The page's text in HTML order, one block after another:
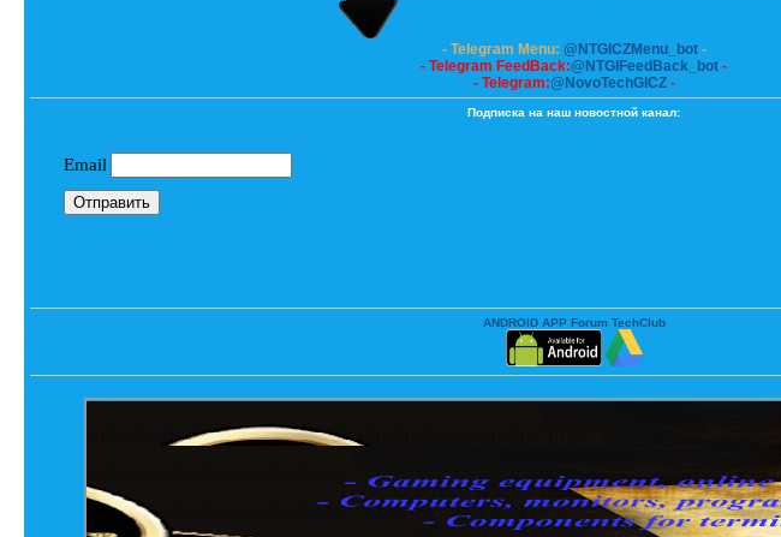
- Telegram Menu: @NTGICZMenu_bot-
- Telegram FeedBack:@NTGIFeedBack_bot -
- Telegram:@NovoTechGICZ-
Подписка на наш новостной канал:
ANDROID APP Forum TechClub